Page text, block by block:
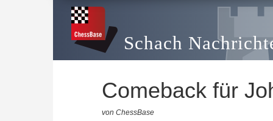
Schach
Comeback für
von ChessBase